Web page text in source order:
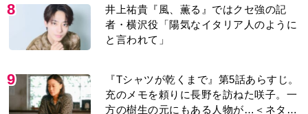
8
井上祐貴『風、薫る』ではクセ強の記
者・横沢役「陽気なイタリア人のように
と言われて」
9
『Tシャツが乾くまで』第5話あらすじ。
充のメモを頼りに長野を訪ねた咲子。一
方の樹生の元にもある人物が…＜ネタバ